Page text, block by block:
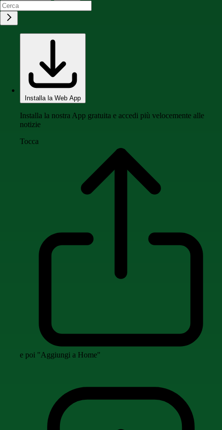
Installa la Web App
Installa la nostra App gratuita e accedi più velocemente alle
notizie
Tocca
e poi "Aggiungi a Home"